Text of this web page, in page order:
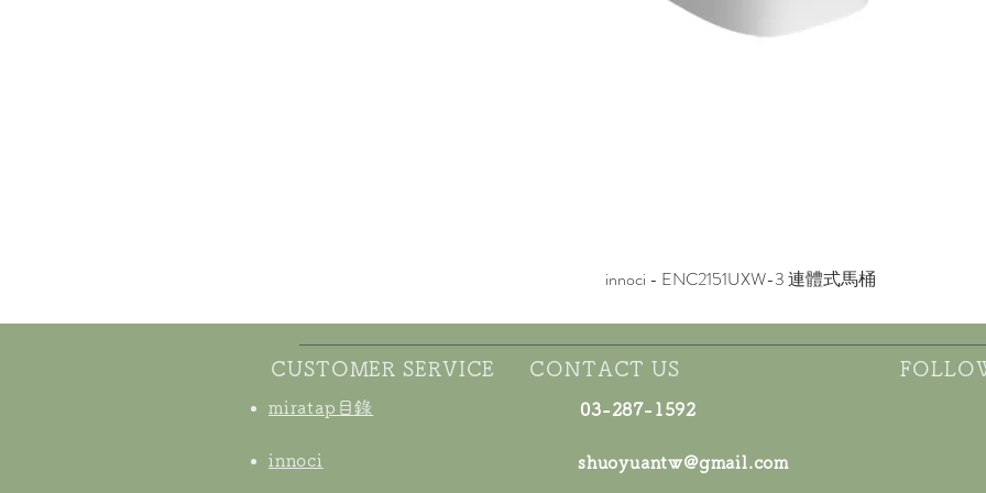
快速瀏覽
innoci - ENC2151UXW-3 連體式馬桶
CUSTOMER SERVICE
miratap目錄
CONTACT US
03-287-1592
innoci shuoyuantw@gmail.com